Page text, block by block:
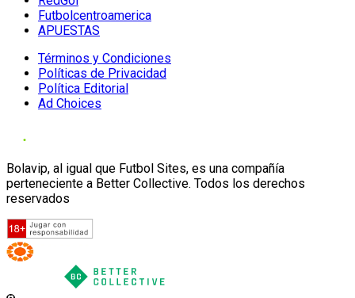
Futbolcentroamerica
APUESTAS
Términos y Condiciones
Políticas de Privacidad
Política Editorial
Ad Choices
Bolavip, al igual que Futbol Sites, es una compañía
perteneciente a Better Collective. Todos los derechos
reservados